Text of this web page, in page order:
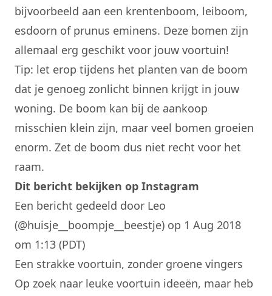
bijvoorbeeld aan een krentenboom, leiboom,
esdoorn of prunus eminens. Deze bomen zijn
allemaal erg geschikt voor jouw voortuin!
Tip: let erop tijdens het planten van de boom
dat je genoeg zonlicht binnen krijgt in jouw
woning. De boom kan bij de aankoop
misschien klein zijn, maar veel bomen groeien
enorm. Zet de boom dus niet recht voor het
raam.
Dit bericht bekijken op Instagram
Een bericht gedeeld door Leo
(@huisje__boompje__beestje) op 1 Aug 2018
om 1:13 (PDT)
Een strakke voortuin, zonder groene vingers
Op zoek naar leuke voortuin ideeën, maar heb